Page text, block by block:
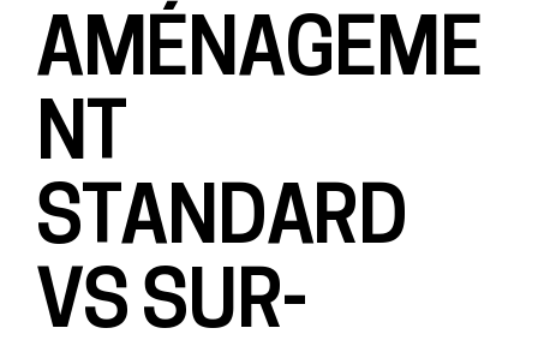
AMÉNAGEME
NT
STANDARD
VS SUR-